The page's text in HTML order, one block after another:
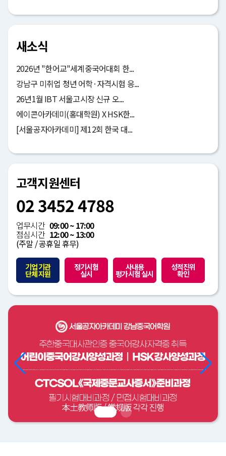
새소식
2026년 "한어교"세계중국어대회 한...
강남구 미취업 청년 어학·자격시험 응...
26년1월 IBT 서울고시장 신규 오...
에이콘아카데미(홍대학원) X HSK한...
[서울공자아카데미] 제12회 한국 대...
고객지원센터
02 3452 4788
업무시간 09:00 ~ 17:00
점심시간 12:00 ~ 13:00
(주말 / 공휴일 휴무)
기업 기관
단체 지원
정기시험
실시
사내용
평가시험 실시
성적진위
확인